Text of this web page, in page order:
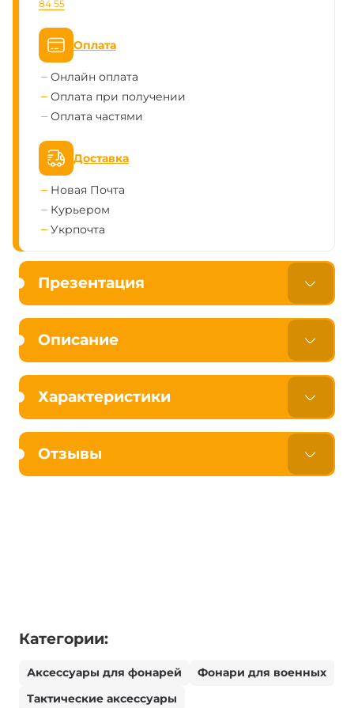
84 55
Оплата
Онлайн оплата
Оплата при получении
Оплата частями
Доставка
Новая Почта
Курьером
Укрпочта
Презентация
Описание
Характеристики
Отзывы
Категории:
Аксессуары для фонарей
Фонари для военных
Тактические аксессуары